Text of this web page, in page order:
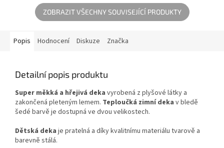
koupání miminka a...
ZOBRAZIT VŠECHNY SOUVISEJÍCÍ PRODUKTY
Popis Hodnocení Diskuze Značka
Detailní popis produktu
Super měkká a hřejivá deka vyrobená z plyšové látky a
zakončená pleteným lemem. Teploučká zimní deka v bledě
šedé barvě je dostupná ve dvou velikostech.
Dětská deka je pratelná a díky kvalitnímu materiálu tvarově a
barevně stálá.